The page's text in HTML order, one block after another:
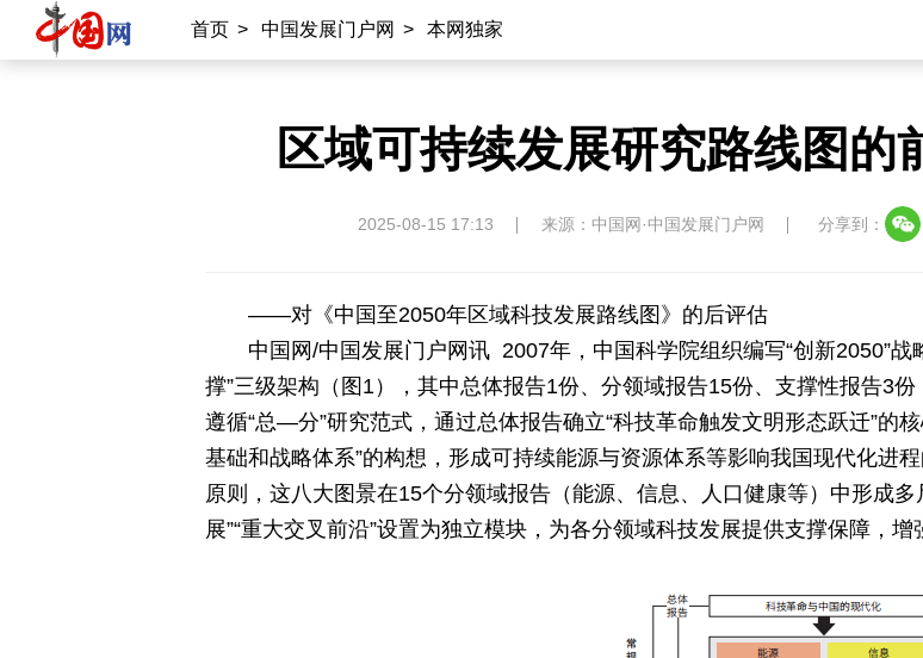
首页 > 中国发展门户网 > 本网独家
区域可持续发展研究路线图的
2025-08-15 17:13 来源：中国网·中国发展门户网 分享到：
——对《中国至2050年区域科技发展路线图》的后评估
中国网/中国发展门户网讯 2007年，中国科学院组织编写“创新2050”
撑”三级架构（图1），其中总体报告1份、分领域报告15份、支撑性报告3
遵循“总—分”研究范式，通过总体报告确立“科技革命触发文明形态跃迁”的
基础和战略体系”的构想，形成可持续能源与资源体系等影响我国现代化进
原则，这八大图景在15个分领域报告（能源、信息、人口健康等）中形成
展”“重大交叉前沿”设置为独立模块，为各分领域科技发展提供支撑保障，增